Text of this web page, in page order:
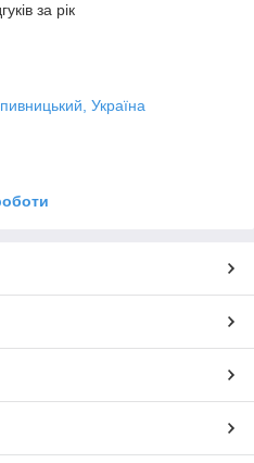
за рік
Україна